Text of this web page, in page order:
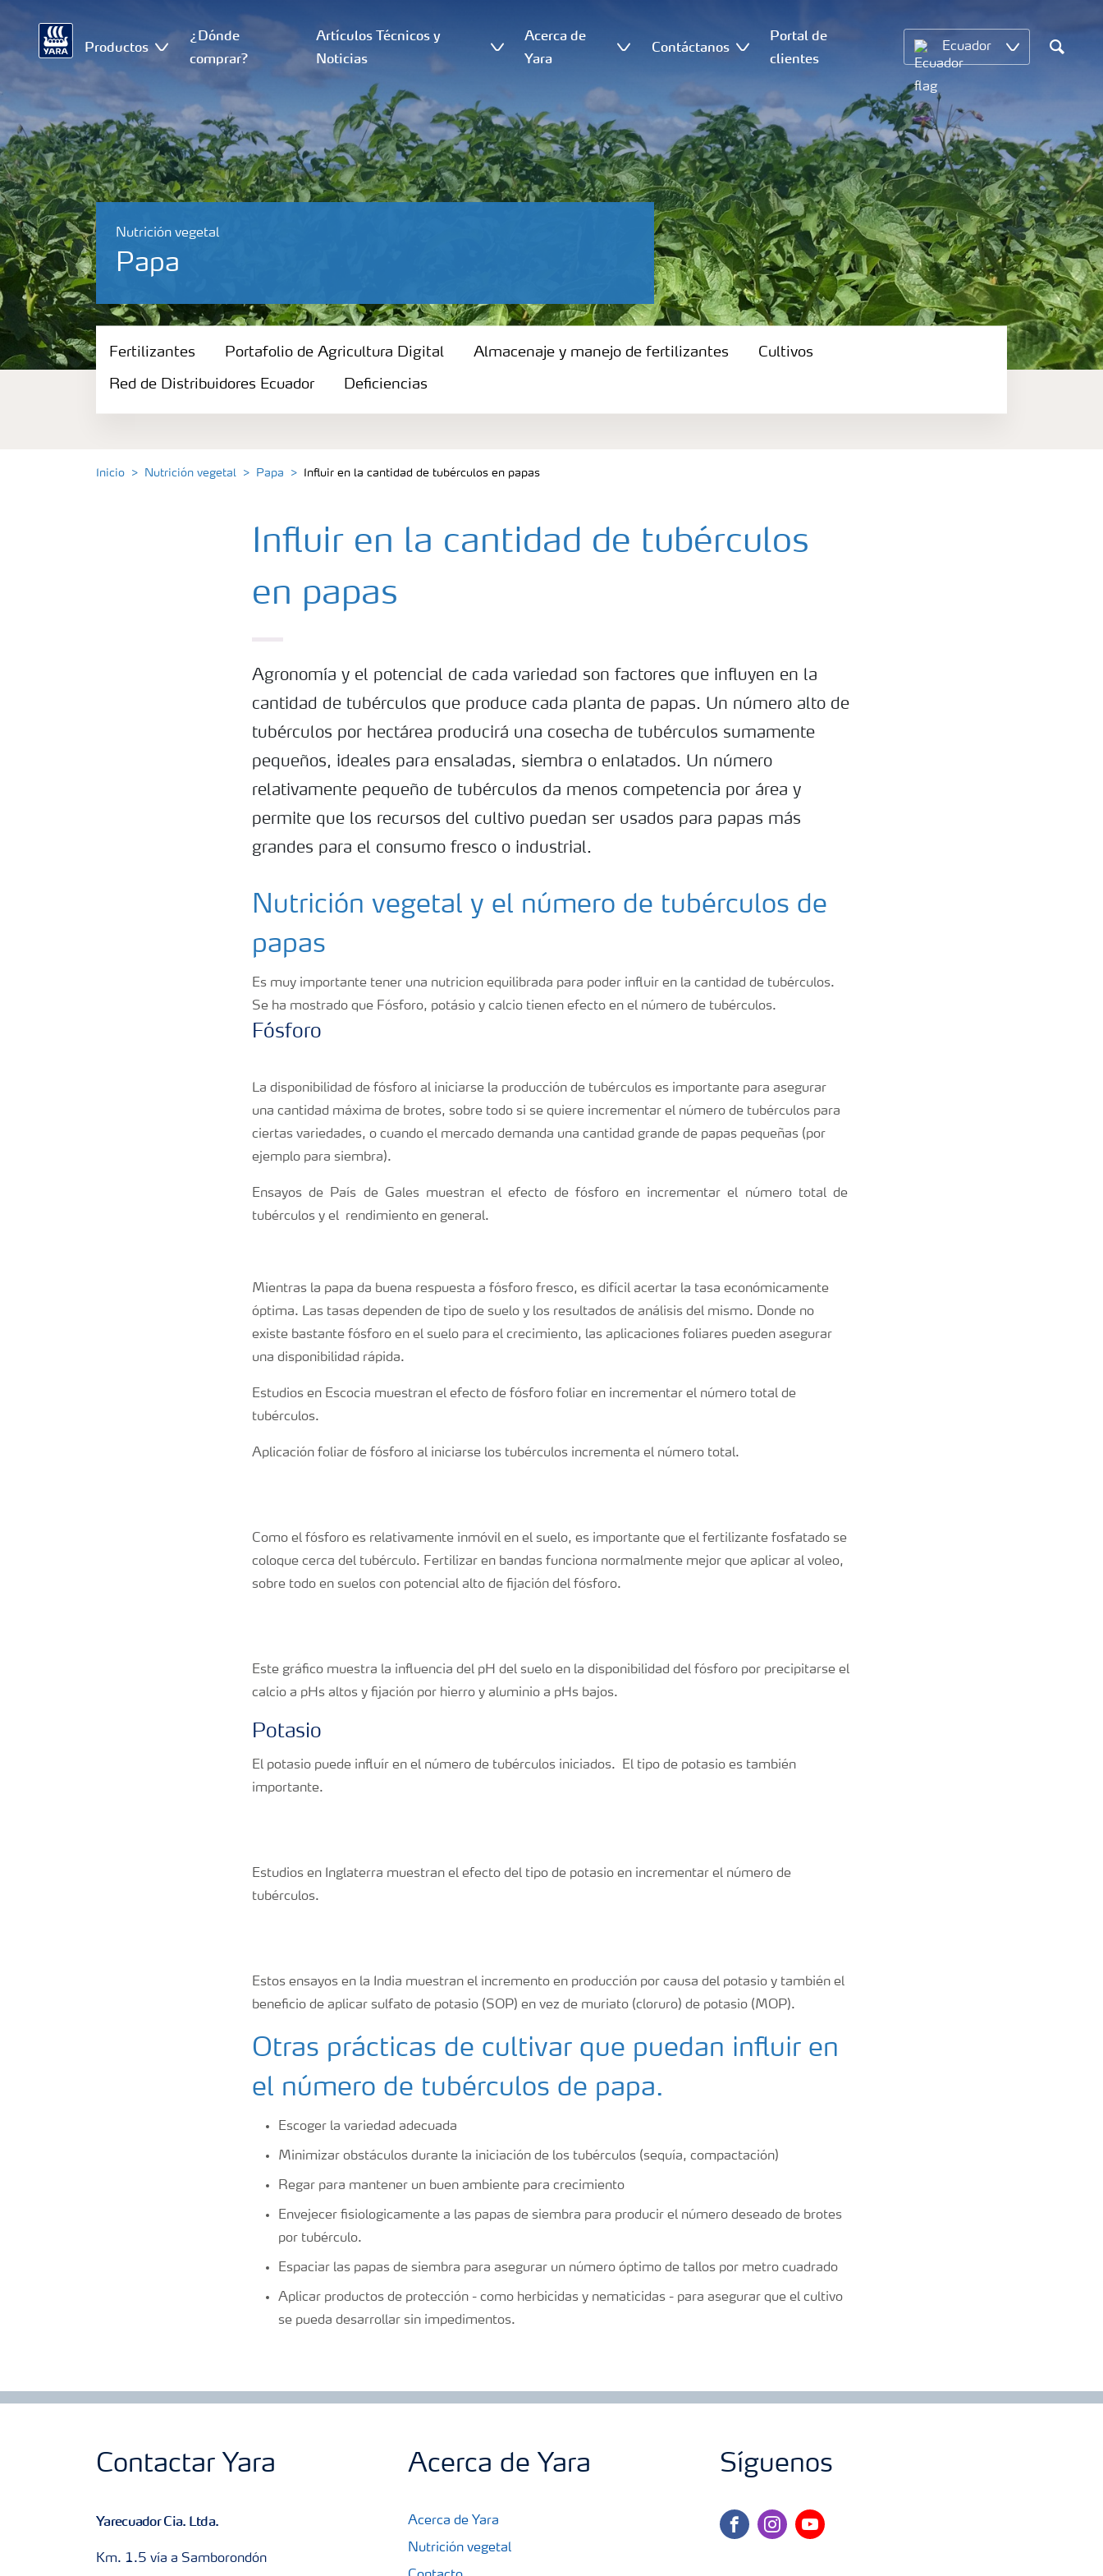
Productos
¿Dónde
comprar?
Artículos Técnicos y
Noticias
Acerca de
Yara
Contáctanos
Portal de
clientes
Ecuador
Search
Nutrición vegetal
Papa
Fertilizantes
Portafolio de Agricultura Digital
Fertilizantes Portafolio de Agricultura Digital Almacenaje y manejo de fertilizantes Cultivos
Red de Distribuidores Ecuador Deficiencias
Inicio Nutrición vegetal Papa Influir en la cantidad de tubérculos en papas
Influir en la cantidad de tubérculos
en papas
Agronomía y el potencial de cada variedad son factores que influyen en la
cantidad de tubérculos que produce cada planta de papas. Un número alto de
tubérculos por hectárea producirá una cosecha de tubérculos sumamente
pequeños, ideales para ensaladas, siembra o enlatados. Un número
relativamente pequeño de tubérculos da menos competencia por área y
permite que los recursos del cultivo puedan ser usados para papas más
grandes para el consumo fresco o industrial.
Nutrición vegetal y el número de tubérculos de
papas
Es muy importante tener una nutricion equilibrada para poder influir en la cantidad de tubérculos.
Se ha mostrado que Fósforo, potásio y calcio tienen efecto en el número de tubérculos.
Fósforo
La disponibilidad de fósforo al iniciarse la producción de tubérculos es importante para asegurar
una cantidad máxima de brotes, sobre todo si se quiere incrementar el número de tubérculos para
ciertas variedades, o cuando el mercado demanda una cantidad grande de papas pequeñas (por
ejemplo para siembra).
Ensayos de País de Gales muestran el efecto de fósforo en incrementar el número total de
tubérculos y el rendimiento en general.
Mientras la papa da buena respuesta a fósforo fresco, es difícil acertar la tasa económicamente
óptima. Las tasas dependen de tipo de suelo y los resultados de análisis del mismo. Donde no
existe bastante fósforo en el suelo para el crecimiento, las aplicaciones foliares pueden asegurar
una disponibilidad rápida.
Estudios en Escocia muestran el efecto de fósforo foliar en incrementar el número total de
tubérculos.
Aplicación foliar de fósforo al iniciarse los tubérculos incrementa el número total.
Como el fósforo es relativamente inmóvil en el suelo, es importante que el fertilizante fosfatado se
coloque cerca del tubérculo. Fertilizar en bandas funciona normalmente mejor que aplicar al voleo,
sobre todo en suelos con potencial alto de fijación del fósforo.
Este gráfico muestra la influencia del pH del suelo en la disponibilidad del fósforo por precipitarse el
calcio a pHs altos y fijación por hierro y aluminio a pHs bajos.
Potasio
El potasio puede influír en el número de tubérculos iniciados. El tipo de potasio es también
importante.
Estudios en Inglaterra muestran el efecto del tipo de potasio en incrementar el número de
tubérculos.
Estos ensayos en la India muestran el incremento en producción por causa del potasio y también el
beneficio de aplicar sulfato de potasio (SOP) en vez de muriato (cloruro) de potasio (MOP).
Otras prácticas de cultivar que puedan influir en
el número de tubérculos de papa.
Escoger la variedad adecuada
Minimizar obstáculos durante la iniciación de los tubérculos (sequía, compactación)
Regar para mantener un buen ambiente para crecimiento
Envejecer fisiologicamente a las papas de siembra para producir el número deseado de brotes
por tubérculo.
Espaciar las papas de siembra para asegurar un número óptimo de tallos por metro cuadrado
Aplicar productos de protección - como herbicidas y nematicidas - para asegurar que el cultivo
se pueda desarrollar sin impedimentos.
Contactar Yara
Yarecuador Cia. Ltda.
Km. 1.5 vía a Samborondón
Acerca de Yara
Acerca de Yara
Nutrición vegetal
Síguenos
facebookinstagram
youtube